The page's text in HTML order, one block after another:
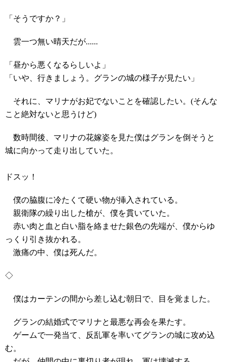
「そうですか？」
雲一つ無い晴天だが......
「昼から悪くなるらしいよ」
「いや、行きましょう。グランの城の様子が見たい」
それに、マリナがお妃でないことを確認したい。(そんな
こと絶対ないと思うけど)
数時間後、マリナの花嫁姿を見た僕はグランを倒そうと
城に向かって走り出していた。
ドスッ！
僕の脇腹に冷たくて硬い物が挿入されている。
親衛隊の繰り出した槍が、僕を貫いていた。
赤い肉と血と白い脂を絡ませた銀色の先端が、僕からゆ
っくり引き抜かれる。
激痛の中、僕は死んだ。
◇
僕はカーテンの間から差し込む朝日で、目を覚ました。
グランの結婚式でマリナと最悪な再会を果たす。
ゲームで一発当て、反乱軍を率いてグランの城に攻め込
む。